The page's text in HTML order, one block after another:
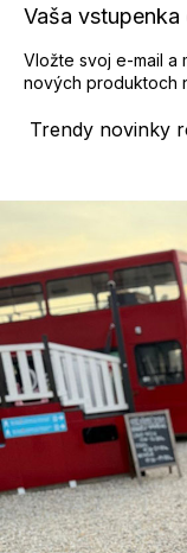
Trendy novinky
Vaša
Vložte svoj e-mail a
nových produktoch